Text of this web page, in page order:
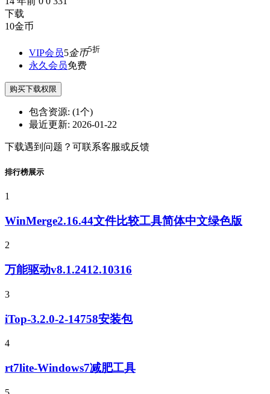
下载
10金币
VIP会员5金币5折
永久会员免费
购买下载权限
包含资源: (1个)
最近更新: 2026-01-22
下载遇到问题？可联系客服或反馈
排行榜展示
1
WinMerge2.16.44文件比较工具简体中文绿色版
2
万能驱动v8.1.2412.10316
3
iTop-3.2.0-2-14758安装包
4
rt7lite-Windows7减肥工具